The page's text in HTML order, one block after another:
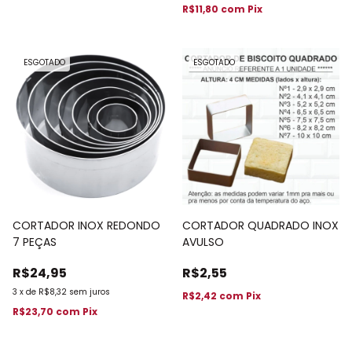
R$11,80 com Pix
ESGOTADO
CORTADOR INOX REDONDO
7 PEÇAS
R$24,95
3 x de R$8,32 sem juros
R$23,70 com Pix
ESGOTADO
CORTADOR QUADRADO INOX
AVULSO
R$2,55
R$2,42 com Pix